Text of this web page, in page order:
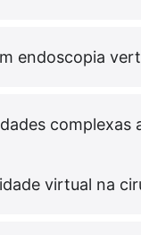
endoscopia
virtual na